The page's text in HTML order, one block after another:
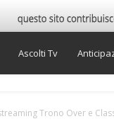
Ascolti Tv
Trono Over e